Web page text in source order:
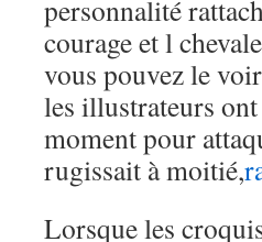
personnalité
courage et l
vous pouvez le
les illustrateurs
moment pour
rugissait à moitié,
Lorsque les